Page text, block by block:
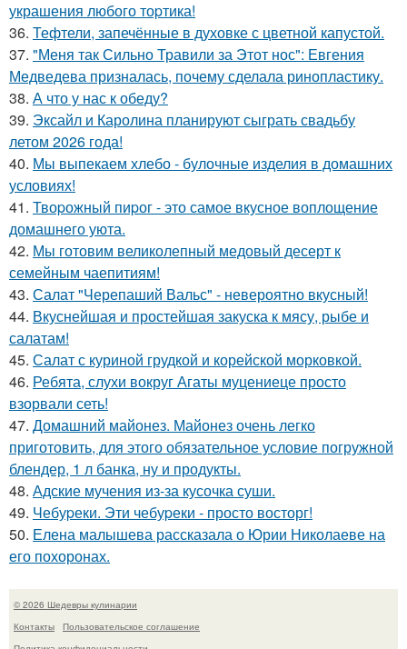
украшения любого тоpтика!
36. Тефтели, запечённые в духовке с цветной капустой.
37. "Меня так Сильно Травили за Этот нос": Евгения
Медведева призналась, почему сделала ринопластику.
38. А что у нас к обеду?
39. Эксайл и Каролина планируют сыграть свадьбу
летом 2026 года!
40. Мы выпекаем хлебо - булочные изделия в домашних
условиях!
41. Твоpожный пиpог - это самое вкусное воплощение
домашнего уюта.
42. Мы готовим великолепный медовый десерт к
семейным чаепитиям!
43. Салат "Черепаший Вальс" - невероятно вкусный!
44. Вкуснейшая и простейшая закуска к мясу, рыбе и
салатам!
45. Салат с куриной грудкой и корейской морковкой.
46. Ребята, слухи вокруг Агаты муцениеце просто
взорвали сеть!
47. Домашний майонез. Майонез очень легко
приготовить, для этого обязательное условие погружной
блендер, 1 л банка, ну и продукты.
48. Адские мучения из-за кусочка суши.
49. Чебуpеки. Эти чебуpеки - просто восторг!
50. Елена малышева рассказала о Юрии Николаеве на
его похоронах.
© 2026 Шедевры кулинарии
Контакты
Пользовательское соглашение